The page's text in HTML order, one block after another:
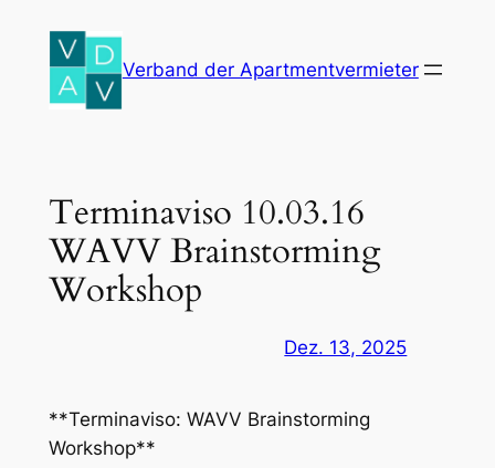
springen
Verband der Apartmentvermieter
Terminaviso 10.03.16
WAVV Brainstorming
Workshop
Dez. 13, 2025
**Terminaviso: WAVV Brainstorming
Workshop**